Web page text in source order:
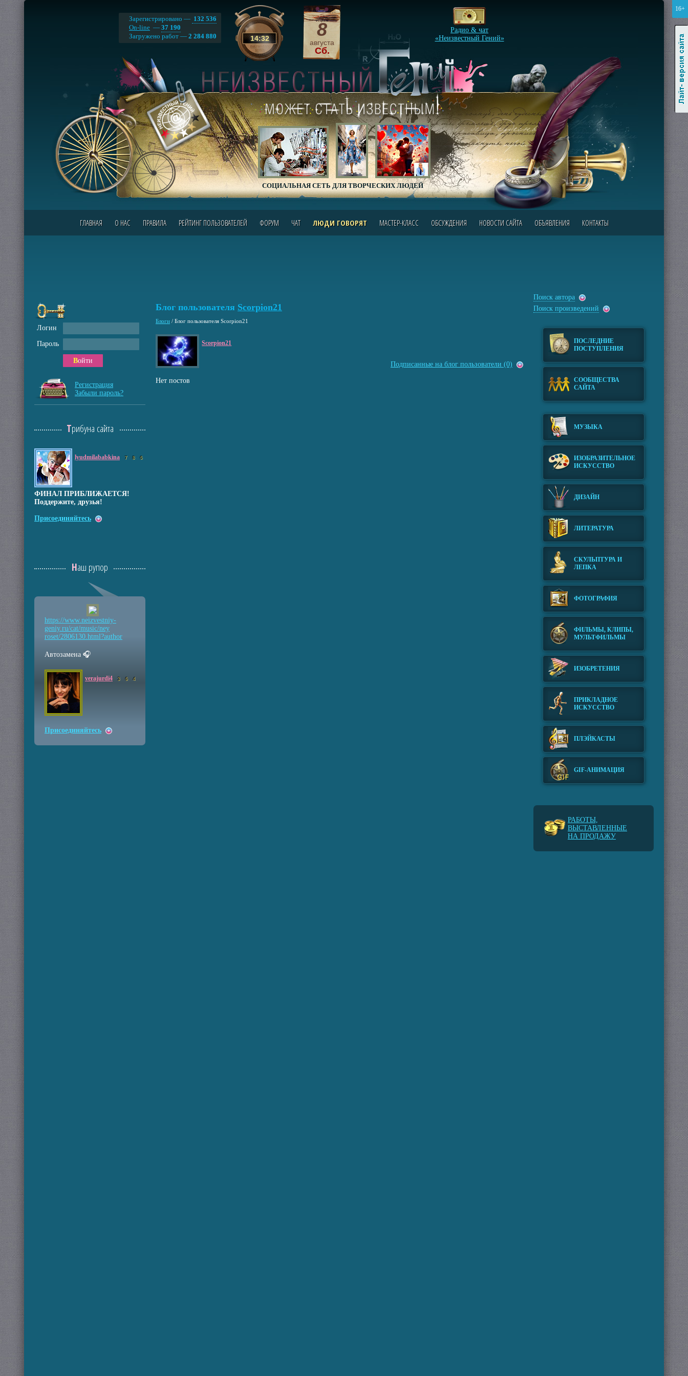
16+
14:32
Зарегистрировано — 132 536
On-line — 37 190
Загружено работ — 2 284 880 8
августа
Сб.
СОЦИАЛЬНАЯ СЕТЬ ДЛЯ ТВОРЧЕСКИХ ЛЮДЕЙ
Радио & чат
«Неизвестный Гений»
ГЛАВНАЯ О НАС ПРАВИЛА РЕЙТИНГ ПОЛЬЗОВАТЕЛЕЙ ФОРУМ ЧАТ ЛЮДИ ГОВОРЯТ МАСТЕР-КЛАСС ОБСУЖДЕНИЯ НОВОСТИ САЙТА ОБЪЯВЛЕНИЯ КОНТАКТЫ
Блог пользователя Scorpion21
Блоги / Блог пользователя Scorpion21
Scorpion21
Подписанные на блог пользователи (0)
Нет постов
Логин
Пароль
Войти
Регистрация
Забыли пароль?
Трибуна сайта
lyudmilababkina 7 8 6
ФИНАЛ ПРИБЛИЖАЕТСЯ!
Поддержите, друзья!
Присоединяйтесь
Наш рупор
https://www.neizvestniy-
geniy.ru/cat/music/ney
roset/2806130.html?author
Автозамена 🎧
verajurdi4 3 6 4
Присоединяйтесь
Поиск автора
Поиск произведений
ПОСЛЕДНИЕ
ПОСТУПЛЕНИЯ
СООБЩЕСТВА
САЙТА
МУЗЫКА
ИЗОБРАЗИТЕЛЬНОЕ
ИСКУССТВО
ДИЗАЙН
ЛИТЕРАТУРА
СКУЛЬПТУРА И
ЛЕПКА
ФОТОГРАФИЯ
ФИЛЬМЫ, КЛИПЫ,
МУЛЬТФИЛЬМЫ
ИЗОБРЕТЕНИЯ
ПРИКЛАДНОЕ
ИСКУССТВО
ПЛЭЙКАСТЫ
GIF-АНИМАЦИЯ
РАБОТЫ,
ВЫСТАВЛЕННЫЕ
НА ПРОДАЖУ